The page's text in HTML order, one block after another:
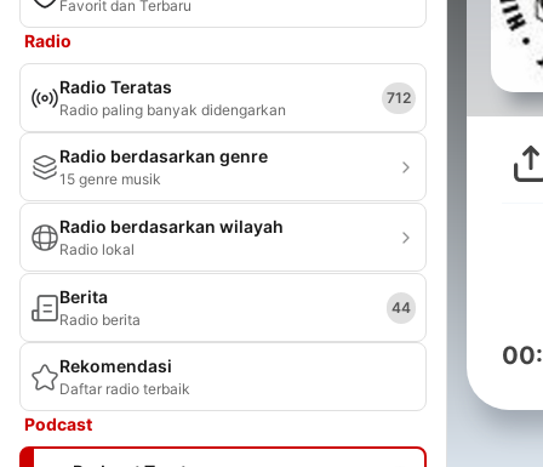
Favorit dan Terbaru
Radio
Radio Teratas
Radio paling banyak didengarkan
712
Radio berdasarkan genre
15 genre musik
Radio berdasarkan wilayah
Radio lokal
Berita
Radio berita
44
Rekomendasi
Daftar radio terbaik
Podcast